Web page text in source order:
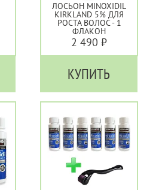
ЛОСЬОН MINOXIDIL
KIRKLAND 5% ДЛЯ
РОСТА ВОЛОС - 1
ФЛАКОН
2 490 ₽
КУПИТЬ